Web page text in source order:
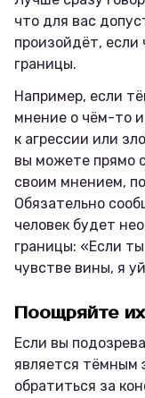
что для вас
произойдёт,
границы.
Например, если
мнение о чём-то
к агрессии или
вы можете прямо
своим мнением,
Обязательно
человек будет
границы: «Если
чувстве вины, я
Поощряйте
Если вы
является тёмным
обратиться за